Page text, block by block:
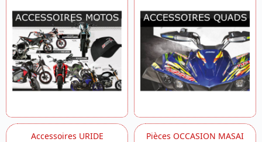
Accessoires URIDE Pièces OCCASION MASAI